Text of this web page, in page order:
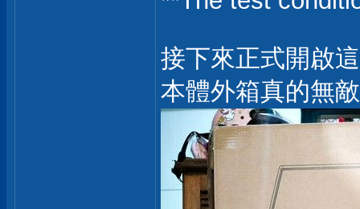
接下來正式開啟
本體外箱真的無